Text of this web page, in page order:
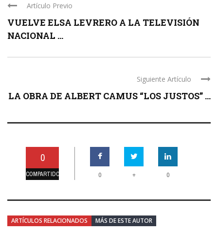
Artículo Previo
VUELVE ELSA LEVRERO A LA TELEVISIÓN
NACIONAL ...
Siguiente Artículo
LA OBRA DE ALBERT CAMUS “LOS JUSTOS” ...
0
COMPARTIDO 0 + 0
ARTÍCULOS RELACIONADOS MÁS DE ESTE AUTOR